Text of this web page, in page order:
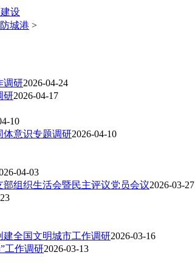
设
防城港 >
调研2026-04-24
研2026-04-17
10
体意识专题调研2026-04-10
04-03
组织生活会暨民主评议党员会议2026-03-27
建全国文明城市工作调研2026-03-16
工作调研2026-03-13